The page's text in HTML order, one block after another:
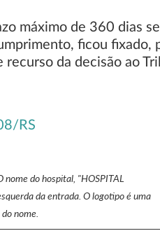
máximo de 360 dias
ficou
da decisão ao
RS
do hospital, "HOSPITAL
da entrada. O logotipo é uma
nome.